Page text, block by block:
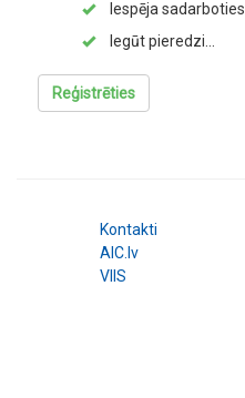
Iespēja sadarboties
Iegūt pieredzi...
Reģistrēties
Kontakti
AIC.lv
VIIS